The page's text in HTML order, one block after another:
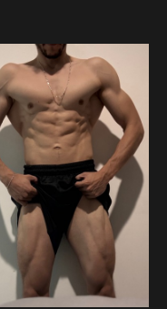
Paulina Parra en
cálorico